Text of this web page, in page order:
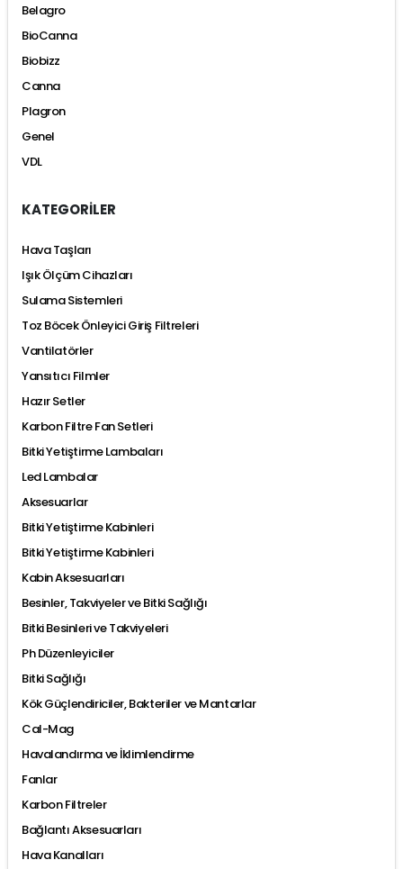
Belagro
BioCanna
Biobizz
Canna
Plagron
Genel
VDL
KATEGORİLER
Hava Taşları
Işık Ölçüm Cihazları
Sulama Sistemleri
Toz Böcek Önleyici Giriş Filtreleri
Vantilatörler
Yansıtıcı Filmler
Hazır Setler
Karbon Filtre Fan Setleri
Bitki Yetiştirme Lambaları
Led Lambalar
Aksesuarlar
Bitki Yetiştirme Kabinleri
Bitki Yetiştirme Kabinleri
Kabin Aksesuarları
Besinler, Takviyeler ve Bitki Sağlığı
Bitki Besinleri ve Takviyeleri
Ph Düzenleyiciler
Bitki Sağlığı
Kök Güçlendiriciler, Bakteriler ve Mantarlar
Cal-Mag
Havalandırma ve İklimlendirme
Fanlar
Karbon Filtreler
Bağlantı Aksesuarları
Hava Kanalları